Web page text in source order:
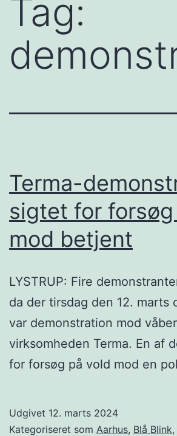
Tag:
Terma-
sigtet for
mod betjent
LYSTRUP: Fire
da der tirsdag den 12. marts
var demonstration mod
virksomheden Terma. En af
for forsøg på vold mod en
Udgivet 12. marts 2024
Kategoriseret som Aarhus, Blå Blink,